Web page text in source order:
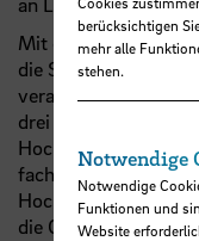
Mit diesem
die Schulbehörde,
verantwortlich
drei anderen
Hochschule
fachliche Basis und
Hochschule Bremen
die Chance,
berücksichtigen
mehr alle
stehen.
Notwendige
Notwendige
Funktionen und
Website